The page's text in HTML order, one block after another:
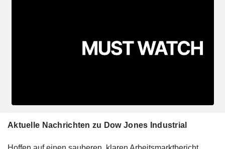
Aktuelle Nachrichten zu Dow Jones Industrial